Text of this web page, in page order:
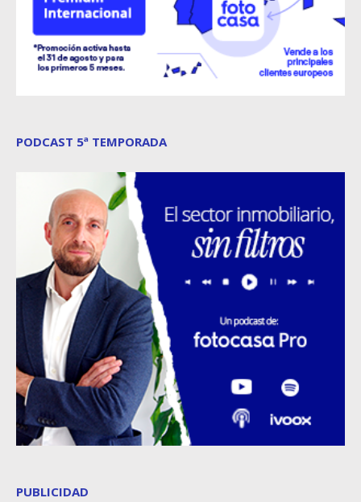
PODCAST 5ª TEMPORADA
PUBLICIDAD